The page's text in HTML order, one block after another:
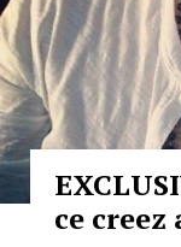
ce